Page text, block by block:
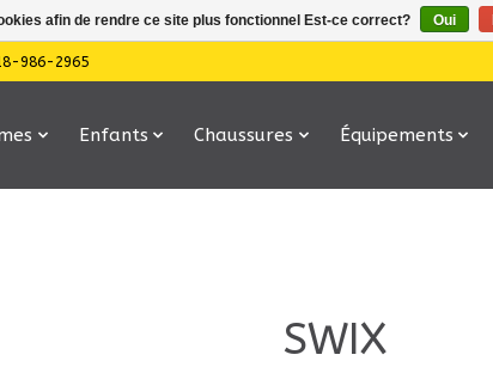
986-2965
Enfants Chaussures Équipements
SWIX
afin de rendre ce site plus fonctionnel Est-ce correct? Oui